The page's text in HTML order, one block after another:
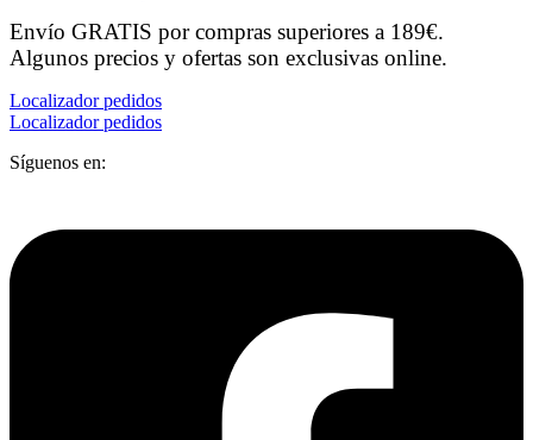
Envío GRATIS por compras superiores a 189€.
Algunos precios y ofertas son exclusivas online.
Localizador pedidos
Localizador pedidos
Síguenos en: